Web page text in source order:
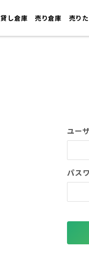
貸し倉庫 売り倉庫 売り
ユー
パス